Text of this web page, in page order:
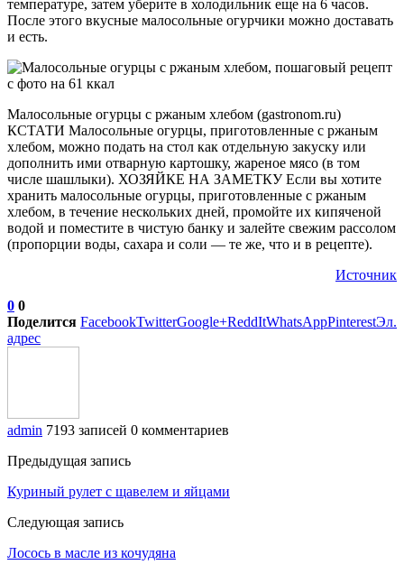
температуре, затем уберите в холодильник еще на 6 часов.
После этого вкусные малосольные огурчики можно доставать
и есть.
Малосольные огурцы с ржаным хлебом (gastronom.ru)
КСТАТИ Малосольные огурцы, приготовленные с ржаным
хлебом, можно подать на стол как отдельную закуску или
дополнить ими отварную картошку, жареное мясо (в том
числе шашлыки). ХОЗЯЙКЕ НА ЗАМЕТКУ Если вы хотите
хранить малосольные огурцы, приготовленные с ржаным
хлебом, в течение нескольких дней, промойте их кипяченой
водой и поместите в чистую банку и залейте свежим рассолом
(пропорции воды, сахара и соли — те же, что и в рецепте).
Источник
0 0
Поделится FacebookTwitterGoogle+ReddItWhatsAppPinterestЭл.
адрес
admin 7193 записей 0 комментариев
Предыдущая запись
Куриный рулет с щавелем и яйцами
Следующая запись
Лосось в масле из кочудяна